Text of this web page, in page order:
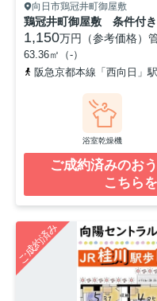
向日市鶏冠井町御屋敷
鶏冠井町御屋敷 条件付き
1,150万円（参考価格）
63.36㎡（-）
阪急京都本線「西向日」
浴室乾燥機
ご成約済みのお
こちら
ご成約済み